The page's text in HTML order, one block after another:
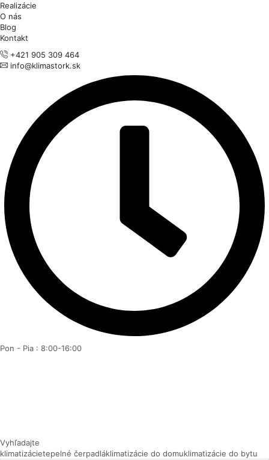
Realizácie
O nás
Blog
Kontakt
+421 905 309 464
info@klimastork.sk
Pon - Pia : 8:00-16:00
Vyhľadajte
klimatizácietepelné čerpadláklimatizácie do domuklimatizácie do bytu